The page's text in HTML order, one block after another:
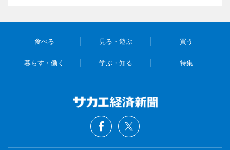
食べる 見る・遊ぶ 買う
暮らす・働く 学ぶ・知る 特集